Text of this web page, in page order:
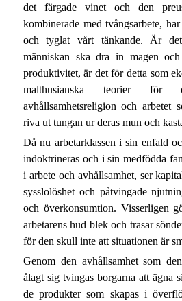
det färgade vinet och den
kombinerade med tvångsarbete,
och tyglat vårt tänkande. Är
människan ska dra in magen
produktivitet, är det för detta som
malthusianska teorier för
avhållsamhetsreligion och arbetet
riva ut tungan ur deras mun och
Då nu arbetarklassen i sin enfald
indoktrineras och i sin medfödda
i arbete och avhållsamhet, ser
sysslolöshet och påtvingade
och överkonsumtion. Visserligen
arbetarens hud blek och trasar
för den skull inte att situationen är
Genom den avhållsamhet som
ålagt sig tvingas borgarna att ägna
de produkter som skapas i